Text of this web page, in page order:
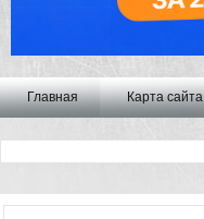
Главная Карта сайта